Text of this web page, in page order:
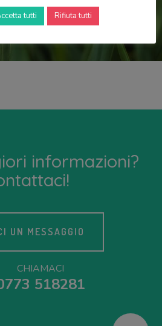
informazioni?
UN MESSAGGIO
CHIAMACI
518281
tutti Rifiuta tutti